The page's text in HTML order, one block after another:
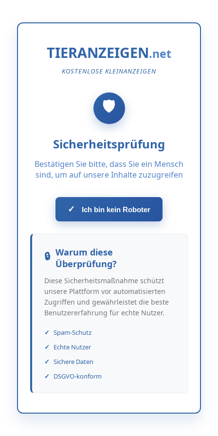
TIERANZEIGEN
KOSTENLOSE KLEINANZEIGEN
Sicherheitsprüfung
Bestätigen Sie bitte, dass Sie ein Mensch
sind, um auf unsere Inhalte zuzugreifen
✓ Ich bin kein Roboter
Warum diese
Überprüfung?
Diese Sicherheitsmaßnahme schützt
unsere Plattform vor automatisierten
Zugriffen und gewährleistet die beste
Benutzererfahrung für echte Nutzer.
Spam-Schutz
Echte Nutzer
Sichere Daten
DSGVO-konform